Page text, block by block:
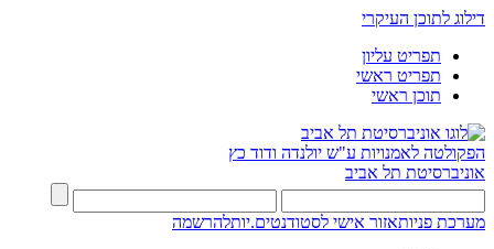
דילוג לתוכן העיקרי
תפריט עליון
תפריט ראשי
תוכן ראשי
הפקולטה לאמנויות ע"ש יולנדה ודוד כץ
אוניברסיטת תל אביב
מערכת פניותאזור אישי לסטודנטים.יותלהרשמה